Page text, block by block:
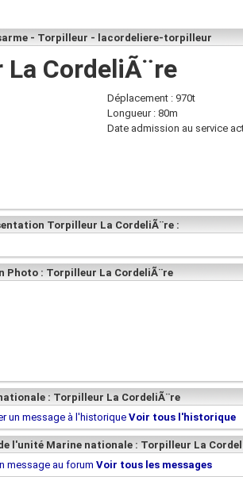
- Torpilleur - lacordeliere-torpilleur
CordeliÃ¨re
Déplacement : 970t
Longueur : 80m
Date admission au service
Torpilleur La CordeliÃ¨re :
Photo : Torpilleur La CordeliÃ¨re
: Torpilleur La CordeliÃ¨re
un message à l'historique Voir tous l'historique
l'unité Marine nationale : Torpilleur La
message au forum Voir tous les messages